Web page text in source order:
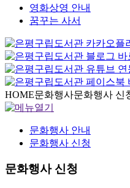
영화상영 안내
꿈꾸는 사서
HOME문화행사문화행사 신
문화행사 안내
문화행사 신청
문화행사 신청